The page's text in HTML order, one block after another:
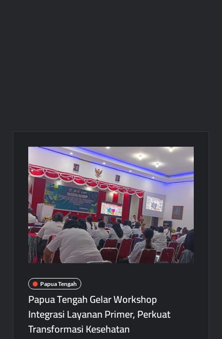
Papua Tengah
Papua Tengah Gelar Workshop
Integrasi Layanan Primer, Perkuat
Transformasi Kesehatan